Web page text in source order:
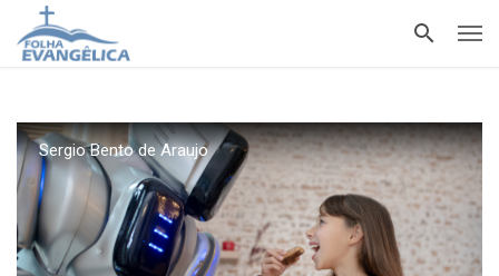
Sergio Bento de Araujo